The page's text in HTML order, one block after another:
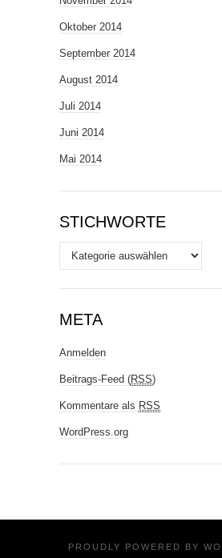
Oktober 2014
September 2014
August 2014
Juli 2014
Juni 2014
Mai 2014
STICHWORTE
Stichworte
META
Anmelden
Beitrags-Feed (RSS)
Kommentare als RSS
WordPress.org
PROUDLY POWERED BY